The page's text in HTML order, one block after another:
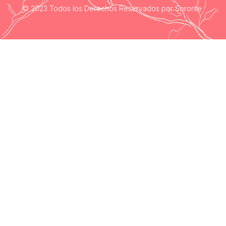
© 2023 Todos los Derechos Reservados por Sororite